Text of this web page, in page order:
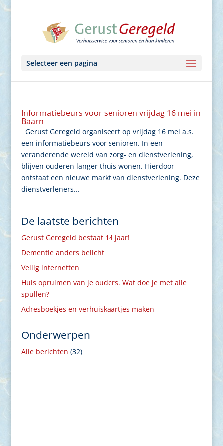
Selecteer een pagina
Informatiebeurs voor senioren vrijdag 16 mei in
Baarn
Gerust Geregeld organiseert op vrijdag 16 mei a.s.
een informatiebeurs voor senioren. In een
veranderende wereld van zorg- en dienstverlening,
blijven ouderen langer thuis wonen. Hierdoor
ontstaat een nieuwe markt van dienstverlening. Deze
dienstverleners...
De laatste berichten
Gerust Geregeld bestaat 14 jaar!
Dementie anders belicht
Veilig internetten
Huis opruimen van je ouders. Wat doe je met alle
spullen?
Adresboekjes en verhuiskaartjes maken
Onderwerpen
Alle berichten (32)